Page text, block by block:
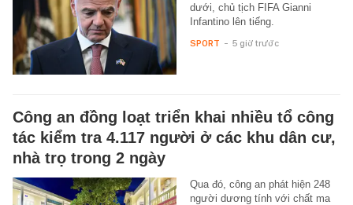
dưới, chủ tịch FIFA Gianni
Infantino lên tiếng.
SPORT - 5 giờ trước
Công an đồng loạt triển khai nhiều tổ công
tác kiểm tra 4.117 người ở các khu dân cư,
nhà trọ trong 2 ngày
Qua đó, công an phát hiện 248
người dương tính với chất ma